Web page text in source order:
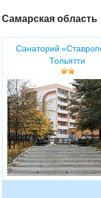
+7 495 215 5755 доб.
+7 925-084-93-70
Самарская область
Санаторий
Тольятти